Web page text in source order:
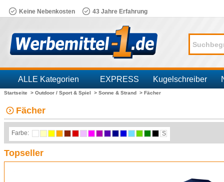
Keine Nebenkosten 43 Jahre Erfahrung
ALLE Kategorien EXPRESS Kugelschreiber
Startseite > Outdoor / Sport & Spiel > Sonne & Strand > Fächer
Fächer
Farbe: S
Topseller